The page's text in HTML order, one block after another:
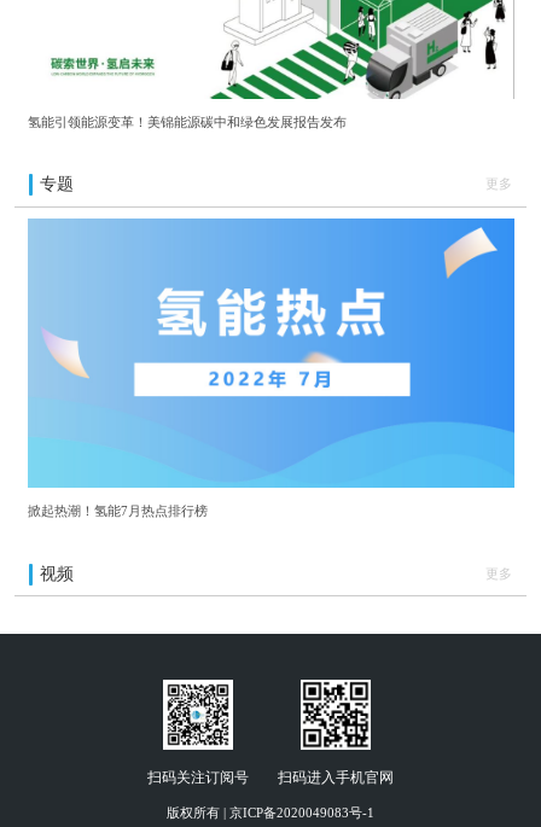
氢能引领能源变革！美锦能源碳中和绿色发展报告发布
专题 更多
掀起热潮！氢能7月热点排行榜
视频 更多
扫码关注订阅号 扫码进入手机官网
版权所有 | 京ICP备2020049083号-1